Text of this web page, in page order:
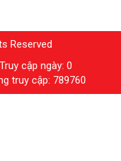
Reserved
Truy cập ngày: 0
truy cập: 789760